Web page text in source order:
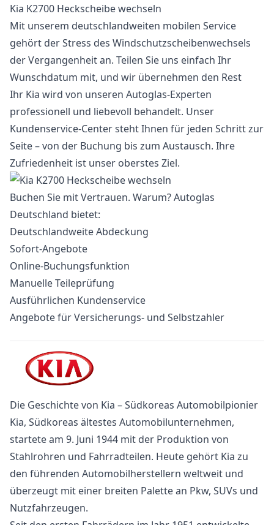
Kia K2700 Heckscheibe wechseln
Mit unserem deutschlandweiten mobilen Service
gehört der Stress des Windschutzscheibenwechsels
der Vergangenheit an. Teilen Sie uns einfach Ihr
Wunschdatum mit, und wir übernehmen den Rest
Ihr Kia wird von unseren Autoglas-Experten
professionell und liebevoll behandelt. Unser
Kundenservice-Center steht Ihnen für jeden Schritt zur
Seite – von der Buchung bis zum Austausch. Ihre
Zufriedenheit ist unser oberstes Ziel.
Buchen Sie mit Vertrauen. Warum? Autoglas
Deutschland bietet:
Deutschlandweite Abdeckung
Sofort-Angebote
Online-Buchungsfunktion
Manuelle Teileprüfung
Ausführlichen Kundenservice
Angebote für Versicherungs- und Selbstzahler
Die Geschichte von Kia – Südkoreas Automobilpionier
Kia, Südkoreas ältestes Automobilunternehmen,
startete am 9. Juni 1944 mit der Produktion von
Stahlrohren und Fahrradteilen. Heute gehört Kia zu
den führenden Automobilherstellern weltweit und
überzeugt mit einer breiten Palette an Pkw, SUVs und
Nutzfahrzeugen.